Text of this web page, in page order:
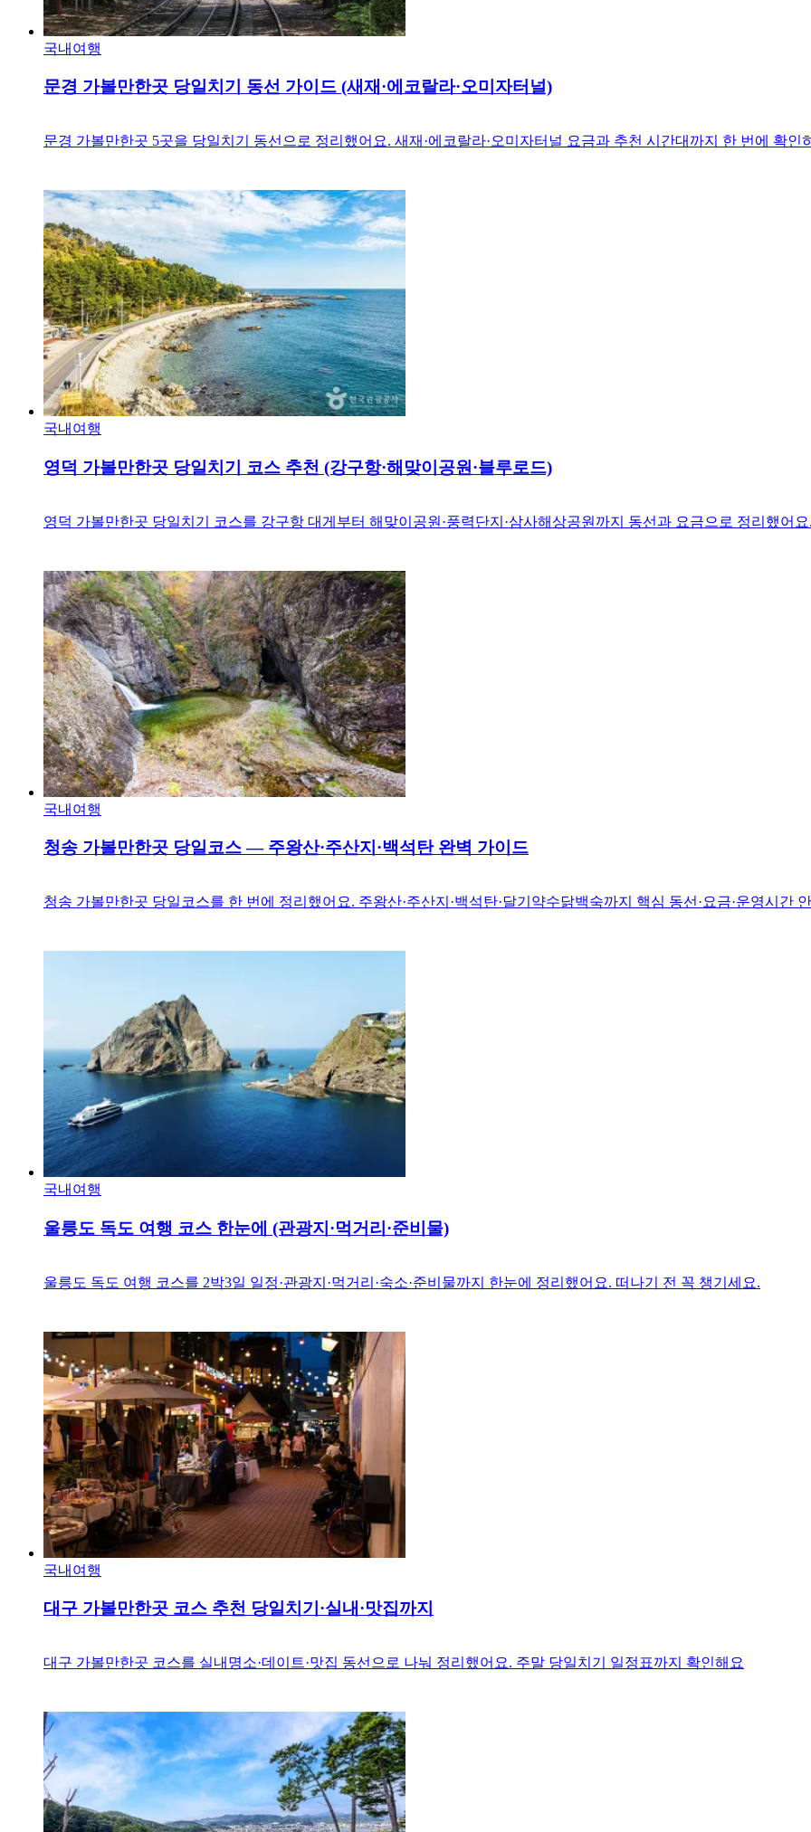
국내여행
문경 가볼만한곳 당일치기 동선 가이드 (새재·에코랄라·오미자터널)
문경 가볼만한곳 5곳을 당일치기 동선으로 정리했어요. 새재·에코랄라·오미자터널 요금과 추천 시간대까지 한 번에 확인
국내여행
영덕 가볼만한곳 당일치기 코스 추천 (강구항·해맞이공원·블루로드)
영덕 가볼만한곳 당일치기 코스를 강구항 대게부터 해맞이공원·풍력단지·삼사해상공원까지 동선과 요금으로 정리했어
국내여행
청송 가볼만한곳 당일코스 — 주왕산·주산지·백석탄 완벽 가이드
청송 가볼만한곳 당일코스를 한 번에 정리했어요. 주왕산·주산지·백석탄·달기약수닭백숙까지 핵심 동선·요금·운영시간
국내여행
울릉도 독도 여행 코스 한눈에 (관광지·먹거리·준비물)
울릉도 독도 여행 코스를 2박3일 일정·관광지·먹거리·숙소·준비물까지 한눈에 정리했어요. 떠나기 전 꼭 챙기세요.
국내여행
대구 가볼만한곳 코스 추천 당일치기·실내·맛집까지
대구 가볼만한곳 코스를 실내명소·데이트·맛집 동선으로 나눠 정리했어요. 주말 당일치기 일정표까지 확인해요